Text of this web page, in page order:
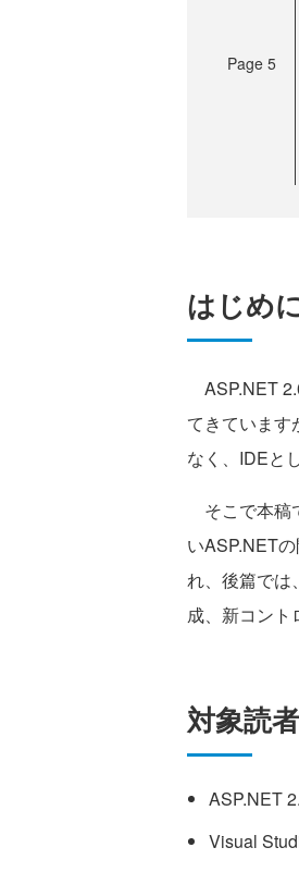
Page 5
はじめ
ASP.NET
てきています
なく、IDEと
そこで本稿
いASP.NET
れ、後篇では
成、新コント
対象読者
ASP.NET
Visual